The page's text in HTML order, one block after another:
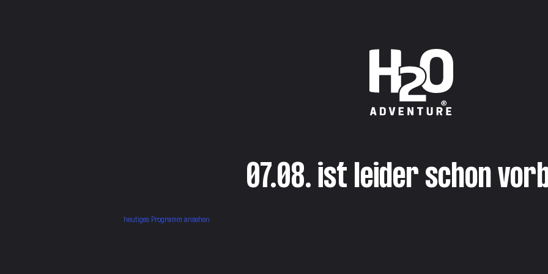
07.08. ist leider schon
heutiges Programm ansehen